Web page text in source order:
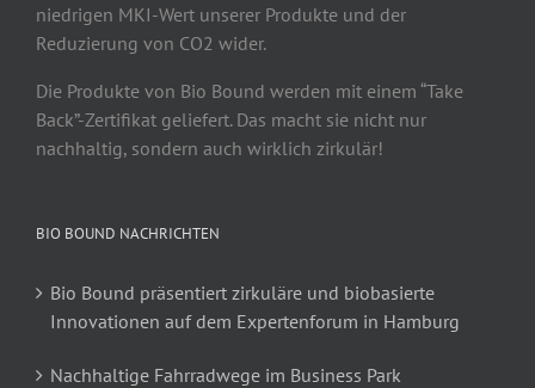
niedrigen MKI-Wert unserer Produkte und der
Reduzierung von CO2 wider.
Die Produkte von Bio Bound werden mit einem “Take
Back”-Zertifikat geliefert. Das macht sie nicht nur
nachhaltig, sondern auch wirklich zirkulär!
BIO BOUND NACHRICHTEN
Bio Bound präsentiert zirkuläre und biobasierte
Innovationen auf dem Expertenforum in Hamburg
Nachhaltige Fahrradwege im Business Park